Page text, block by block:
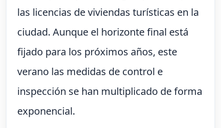
las licencias de viviendas turísticas en la
ciudad. Aunque el horizonte final está
fijado para los próximos años, este
verano las medidas de control e
inspección se han multiplicado de forma
exponencial.